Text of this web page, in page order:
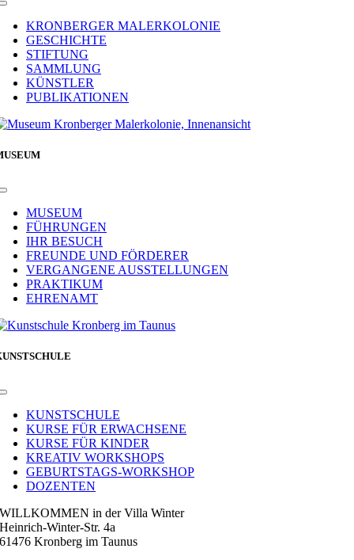
Toggle
NavigationKRONBERGER MALERKOLONIE
GESCHICHTE
STIFTUNG
SAMMLUNG
KÜNSTLER
PUBLIKATIONEN
Toggle
NavigationMUSEUM
FÜHRUNGEN
IHR BESUCH
FREUNDE UND FÖRDERER
VERGANGENE AUSSTELLUNGEN
PRAKTIKUM
EHRENAMT
Toggle
NavigationKUNSTSCHULE
KURSE FÜR ERWACHSENE
KURSE FÜR KINDER
KREATIV WORKSHOPS
GEBURTSTAGS-WORKSHOP
DOZENTEN
WILLKOMMEN in der Villa Winter
Heinrich-Winter-Str. 4a
61476 Kronberg im Taunus